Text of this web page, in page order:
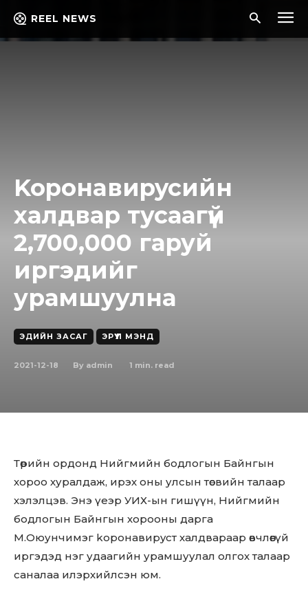
REEL NEWS
Kopoнaвиpycийн
халдвар тусаагүй
2,700,000 гаруй
иргэдийг
урамшуулна
ЭДИЙН ЗАСАГ ЭРҮҮЛ МЭНД
2021-12-18 By admin 1 min. read
Төрийн ордонд Нийгмийн бодлогын Байнгын
хороо хуралдаж, ирэх оны улсын төсвийн талаар
хэлэлцэв. Энэ үеэр УИХ-ын гишүүн, Нийгмийн
бодлогын Байнгын хорооны дарга
М.Оюунчимэг kopoнaвиpycт халдвараар өвчлөөгүй
иргэдэд нэг удаагийн урамшуулал олгох талаар
саналаа илэрхийлсэн юм.